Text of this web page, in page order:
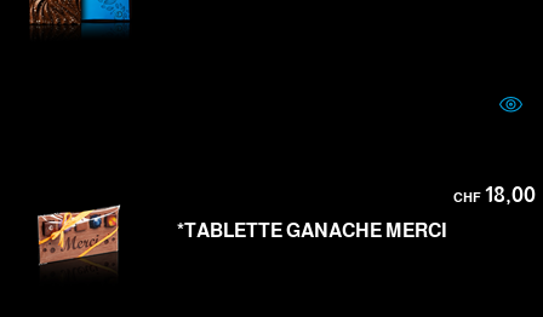
CHF18,00
*TABLETTE GANACHE MERCI